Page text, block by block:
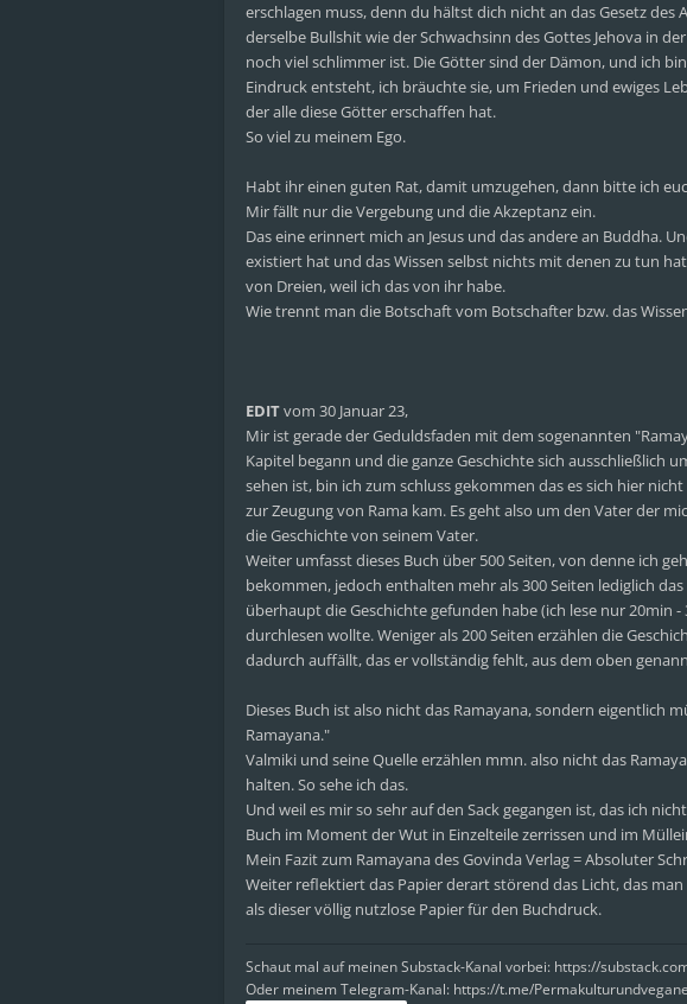
erschlagen muss, denn du hältst dich nicht an das Gesetz
derselbe Bullshit wie der Schwachsinn des Gottes Jehova in
noch viel schlimmer ist. Die Götter sind der Dämon, und ich
Eindruck entsteht, ich bräuchte sie, um Frieden und ewiges
der alle diese Götter erschaffen hat.
So viel zu meinem Ego.
Habt ihr einen guten Rat, damit umzugehen, dann bitte ich
Mir fällt nur die Vergebung und die Akzeptanz ein.
Das eine erinnert mich an Jesus und das andere an Buddha.
existiert hat und das Wissen selbst nichts mit denen zu tun
von Dreien, weil ich das von ihr habe.
Wie trennt man die Botschaft vom Botschafter bzw. das
EDITvom 30 Januar 23,
Mir ist gerade der Geduldsfaden mit dem sogenannten
Kapitel begann und die ganze Geschichte sich ausschließlich
sehen ist, bin ich zum schluss gekommen das es sich hier
zur Zeugung von Rama kam. Es geht also um den Vater der
die Geschichte von seinem Vater.
Weiter umfasst dieses Buch über 500 Seiten, von denne ich
bekommen, jedoch enthalten mehr als 300 Seiten lediglich
überhaupt die Geschichte gefunden habe (ich lese nur 20min
durchlesen wollte. Weniger als 200 Seiten erzählen die
dadurch auffällt, das er vollständig fehlt, aus dem oben
Dieses Buch ist also nicht das Ramayana, sondern eigentlich
Ramayana."
Valmiki und seine Quelle erzählen mmn. also nicht das
halten. So sehe ich das.
Und weil es mir so sehr auf den Sack gegangen ist, das ich
Buch im Moment der Wut in Einzelteile zerrissen und im
Mein Fazit zum Ramayana des Govinda Verlag = Absoluter
Weiter reflektiert das Papier derart störend das Licht, das
als dieser völlig nutzlose Papier für den Buchdruck.
Schaut mal auf meinen Substack-Kanal vorbei: https://
Oder meinem Telegram-Kanal: https://t.me/